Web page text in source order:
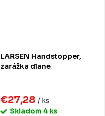
LARSEN Handstopper,
zarážka dlane
€27,28 / ks
Skladom 4 ks